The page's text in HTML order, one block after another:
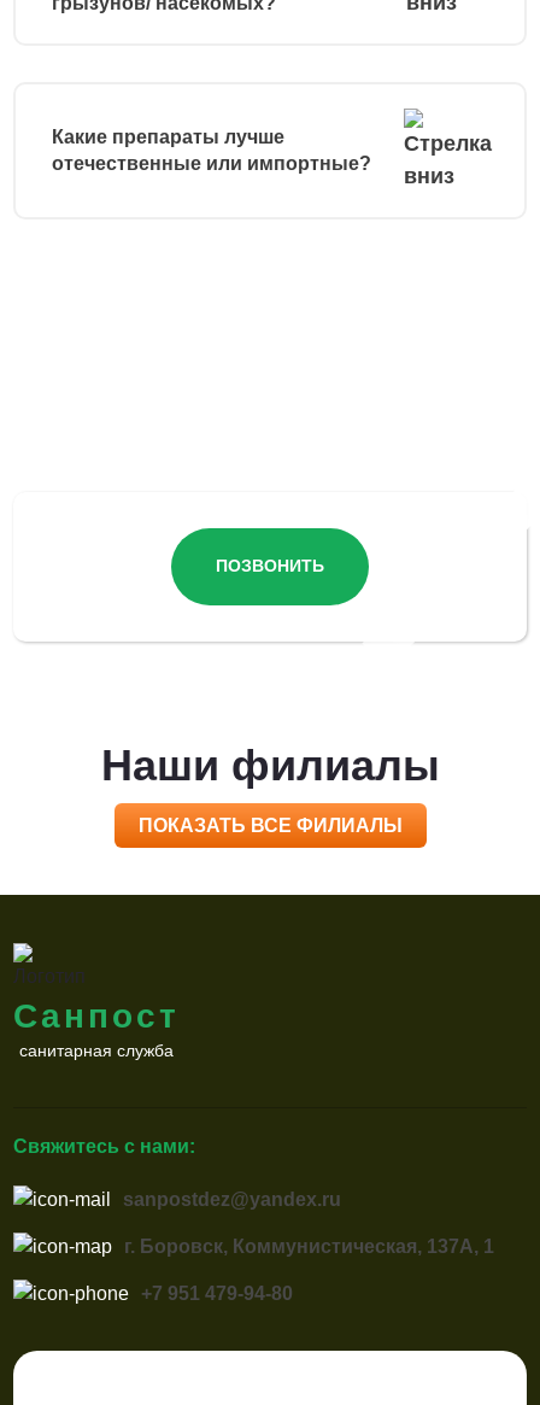
Какие препараты лучше
отечественные или импортные?
ПОЗВОНИТЬ
Наши филиалы
ПОКАЗАТЬ ВСЕ ФИЛИАЛЫ
Санпост
санитарная служба
Свяжитесь с нами:
sanpostdez@yandex.ru
г. Боровск, Коммунистическая, 137А, 1
+7 951 479-94-80